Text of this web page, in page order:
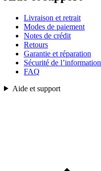
Livraison et retrait
Modes de paiement
Notes de crédit
Retours
Garantie et réparation
Sécurité de l’information
FAQ
Aide et support